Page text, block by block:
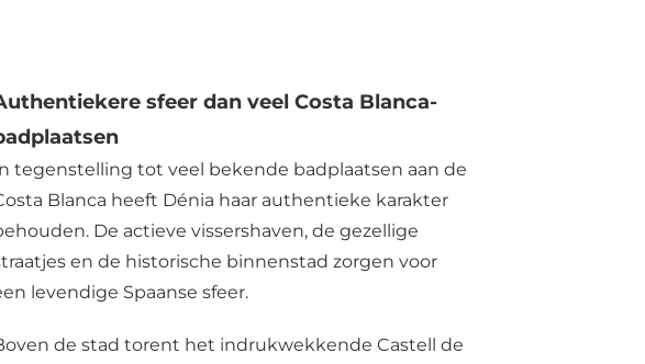
sfeer dan veel Costa Blanca-
tegenstelling tot veel bekende badplaatsen aan de
Blanca heeft Dénia haar authentieke karakter
De actieve vissershaven, de gezellige
en de historische binnenstad zorgen voor
levendige Spaanse sfeer.
de stad torent het indrukwekkende Castell de